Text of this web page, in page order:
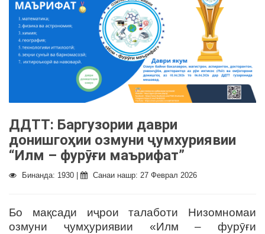
ДДТТ: Баргузории даври
донишгоҳии озмуни ҷумхуриявии
“Илм – фурӯғи маърифат”
Бинанда: 1930 | Санаи нашр: 27 Феврал 2026
Бо мақсади иҷрои талаботи Низомномаи
озмуни ҷумҳуриявии «Илм – фурӯғи